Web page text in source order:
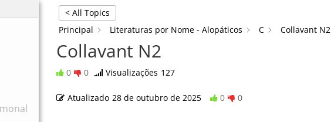
< All Topics
Principal
Literaturas por Nome - Alopáticos C Collavant N2
Collavant N2
0 0 Visualizações 127
Atualizado 28 de outubro de 2025 0 0